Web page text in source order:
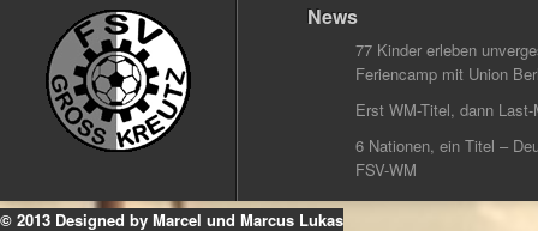
News
77 Kinder erleben
Feriencamp mit Union
Erst WM-Titel, dann
6 Nationen, ein Titel –
FSV-WM
© 2013 Designed by Marcel und Marcus Lukas